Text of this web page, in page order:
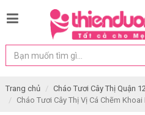
Trang chủ
Cháo Tươi Cây Thị Quận
Cháo Tươi Cây Thị Vị Cá Chẽm